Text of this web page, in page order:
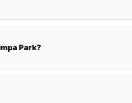
Park?